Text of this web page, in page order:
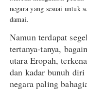
negara yang sesuai untuk
damai.
Namun terdapat
tertanya-tanya, b
utara Eropah,
dan kadar bunuh
negara paling